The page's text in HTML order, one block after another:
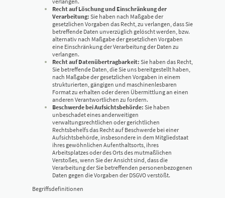
Recht auf Löschung und Einschränkung der
Verarbeitung: Sie haben nach Maßgabe der
gesetzlichen Vorgaben das Recht, zu verlangen, dass Sie
betreffende Daten unverzüglich gelöscht werden, bzw.
alternativ nach Maßgabe der gesetzlichen Vorgaben
eine Einschränkung der Verarbeitung der Daten zu
verlangen.
Recht auf Datenübertragbarkeit: Sie haben das Recht,
Sie betreffende Daten, die Sie uns bereitgestellt haben,
nach Maßgabe der gesetzlichen Vorgaben in einem
strukturierten, gängigen und maschinenlesbaren
Format zu erhalten oder deren Übermittlung an einen
anderen Verantwortlichen zu fordern.
Beschwerde bei Aufsichtsbehörde: Sie haben
unbeschadet eines anderweitigen
verwaltungsrechtlichen oder gerichtlichen
Rechtsbehelfs das Recht auf Beschwerde bei einer
Aufsichtsbehörde, insbesondere in dem Mitgliedstaat
ihres gewöhnlichen Aufenthaltsorts, ihres
Arbeitsplatzes oder des Orts des mutmaßlichen
Verstoßes, wenn Sie der Ansicht sind, dass die
Verarbeitung der Sie betreffenden personenbezogenen
Daten gegen die Vorgaben der DSGVO verstößt.
Begriffsdefinitionen